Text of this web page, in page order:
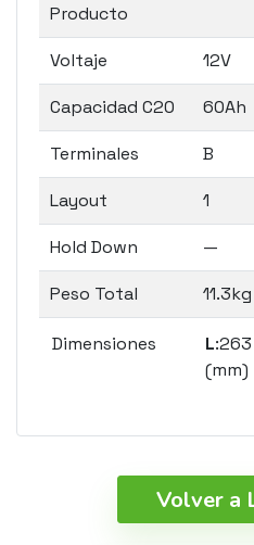
Producto
Voltaje 12V
Capacidad C20 60Ah
Terminales B
Layout 1
Hold Down —
Peso Total 11.3kg
Dimensiones L:263
(mm)
Volver a